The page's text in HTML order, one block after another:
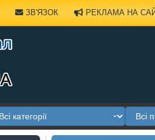
ЗВ'ЯЗОК РЕКЛАМА НА